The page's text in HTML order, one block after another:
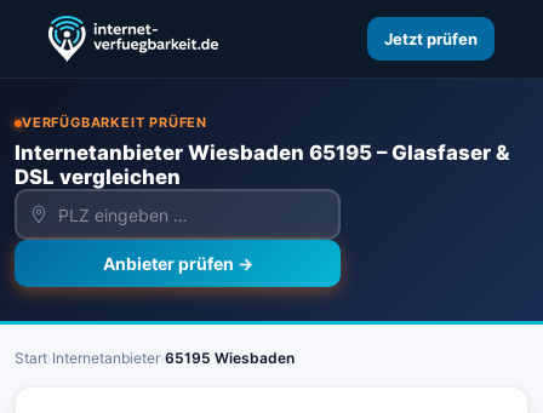
Jetzt prüfen
VERFÜGBARKEIT PRÜFEN
Internetanbieter Wiesbaden 65195 – Glasfaser &
DSL vergleichen
Anbieter prüfen →
Start›Internetanbieter›65195 Wiesbaden